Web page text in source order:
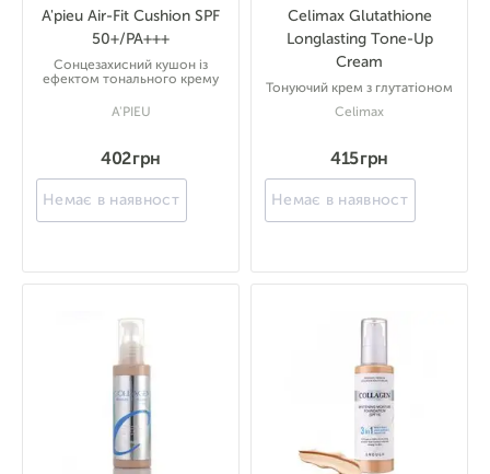
A'pieu Air-Fit Cushion SPF
50+/PA+++
Сонцезахисний кушон із
ефектом тонального крему
A'PIEU
402 грн
Немає в наявності
Celimax Glutathione
Longlasting Tone-Up
Cream
Тонуючий крем з глутатіоном
Celimax
415 грн
Немає в наявності